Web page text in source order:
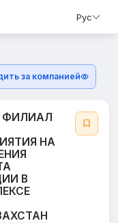
Рус
за компанией
ФИЛИАЛ
НА
В